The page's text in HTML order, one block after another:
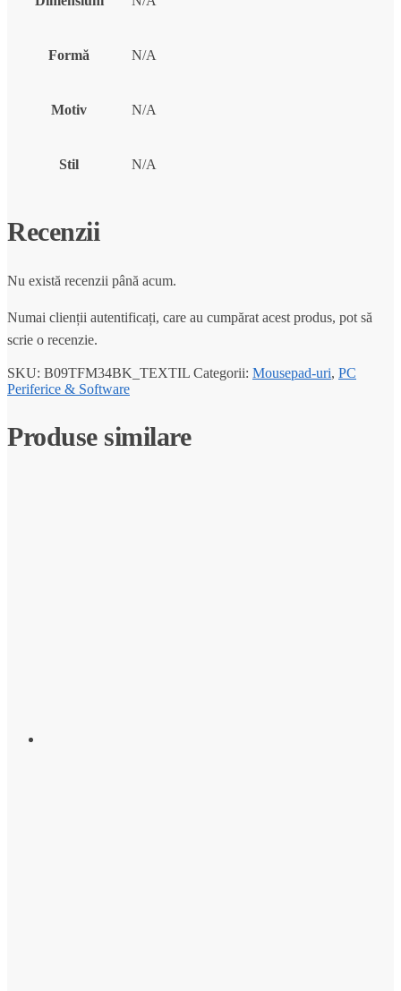
Formă N/A
Motiv N/A
Stil N/A
Recenzii
Nu există recenzii până acum.
Numai clienții autentificați, care au cumpărat acest produs, pot să
scrie o recenzie.
SKU: B09TFM34BK_TEXTIL Categorii: Mousepad-uri, PC
Periferice & Software
Produse similare